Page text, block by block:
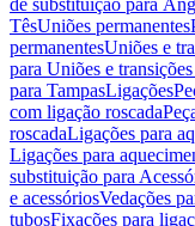
de substituição para
TêsUniões permanentes
permanentesUniões e
para Uniões e
para TampasLigações
com ligação roscada
roscadaLigações para
Ligações para
substituição para
e acessóriosVedações
tubosFixações para